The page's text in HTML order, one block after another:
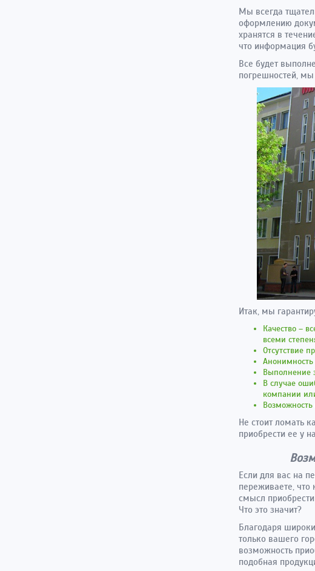
Мы всегда
оформлению
хранятся в
что информация
Все будет
погрешностей, мы
Итак, мы
Качество –
всеми
Отсутствие
Выполнение
В случае
компании
Возможность
Не стоит ломать
приобрести ее у
Если для вас на
переживаете, что
смысл
Что это значит?
Благодаря
только вашего
возможность
подобная